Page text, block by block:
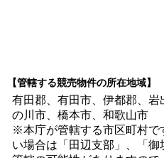
【管轄する競売物件の所在地域】
有田郡、有田市、伊都郡、
の川市、橋本市、和歌山市
※本庁が管轄する市区町村で
い場合は「田辺支部」、「